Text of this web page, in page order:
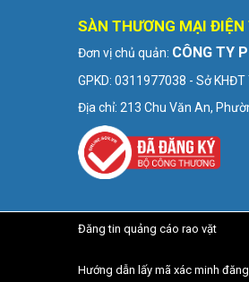
SÀN THƯƠNG MẠI ĐIỆN
Đơn vị chủ quản: CÔNG TY
GPKD: 0311977038 - Sở
Địa chỉ: 213 Chu Văn An,
Đăng tin quảng cáo rao vặt
Hướng dẫn lấy mã xác minh